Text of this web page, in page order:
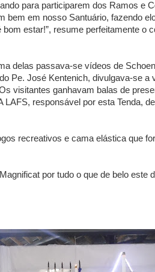
para participarem dos Ramos e
em nosso Santuário, fazendo
estar!”, resume perfeitamente o
delas passava-se vídeos de
Pe. José Kentenich, divulgava-se
visitantes ganhavam balas de
responsável por esta Tenda,
recreativos e cama elástica que
por tudo o que de belo este